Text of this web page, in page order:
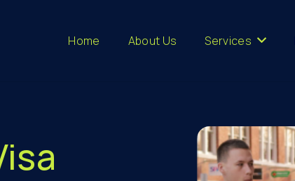
Home About Us Services